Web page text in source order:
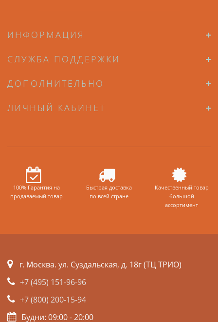
ИНФОРМАЦИЯ
СЛУЖБА ПОДДЕРЖКИ
ДОПОЛНИТЕЛЬНО
ЛИЧНЫЙ КАБИНЕТ
100% Гарантия на
продаваемый товар
Быстрая доставка
по всей стране
Качественный товар
большой
ассортимент
г. Москва. ул. Суздальская, д. 18г (ТЦ ТРИО)
+7 (495) 151-96-96
+7 (800) 200-15-94
Будни: 09:00 - 20:00